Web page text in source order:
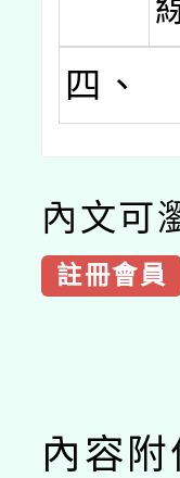
四、
內文可
註冊會員
內容